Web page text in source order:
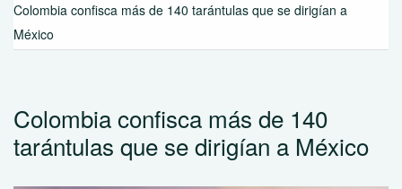
Colombia confisca más de 140 tarántulas que se dirigían a
México
Colombia confisca más de 140
tarántulas que se dirigían a México